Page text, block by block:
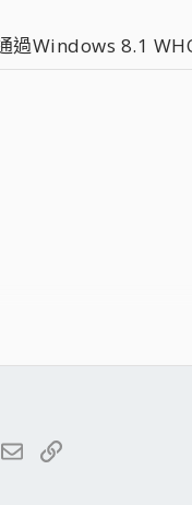
過Windows 8.1
電子郵件
連結